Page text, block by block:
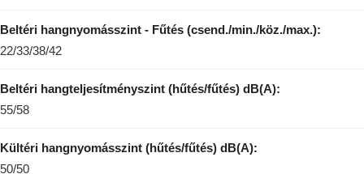
Beltéri hangnyomásszint - Fűtés (csend./min./köz./max.):
22/33/38/42
Beltéri hangteljesítményszint (hűtés/fűtés) dB(A):
55/58
Kültéri hangnyomásszint (hűtés/fűtés) dB(A):
50/50